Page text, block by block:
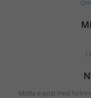
Motta e-post med